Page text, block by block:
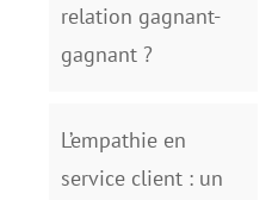
relation gagnant-
gagnant ?
L’empathie en
service client : un